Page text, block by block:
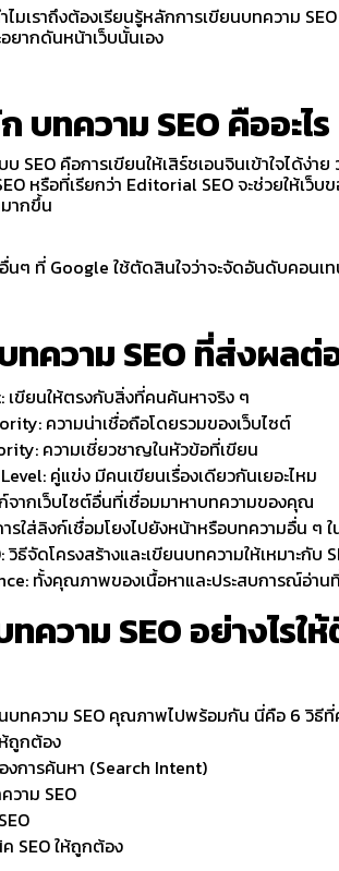
มเราถึงต้องเรียนรู้หลักการเขียนบทความ
ยากดันหน้าเว็บนั้นเอง
บทความ SEO คืออะไร
SEO คือการเขียนให้เสิร์ชเอนจินเข้าใจได้ง่า
หรือที่เรียกว่า Editorial SEO จะช่วยให้เ
ากขึ้น
นๆ ที่ Google ใช้ตัดสินใจว่าจะจัดอันดับคอน
ความ SEO ที่ส่งผล
เขียนให้ตรงกับสิ่งที่คนค้นหาจริง ๆ
ความน่าเชื่อถือโดยรวมของเว็บไซต์
ความเชี่ยวชาญในหัวข้อที่เขียน
คู่แข่ง มีคนเขียนเรื่องเดียวกันเยอะไหม
จากเว็บไซต์อื่นที่เชื่อมมาหาบทความของคุณ
รใส่ลิงก์เชื่อมโยงไปยังหน้าหรือบทความอื่น ๆ
วิธีจัดโครงสร้างและเขียนบทความให้เหมาะกับ
ทั้งคุณภาพของเนื้อหาและประสบการณ์อ่าน
ทความ SEO อย่างไร
บทความ SEO คุณภาพไปพร้อมกัน นี่คือ 6 วิธี
ถูกต้อง
งการค้นหา (Search Intent)
วาม SEO
SEO ให้ถูกต้อง